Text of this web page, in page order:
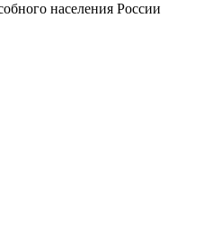
населения России